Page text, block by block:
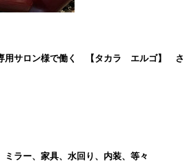
用サロン様で働く 【タカラ エルゴ】 さ
ミラー、家具、水回り、内装、等々